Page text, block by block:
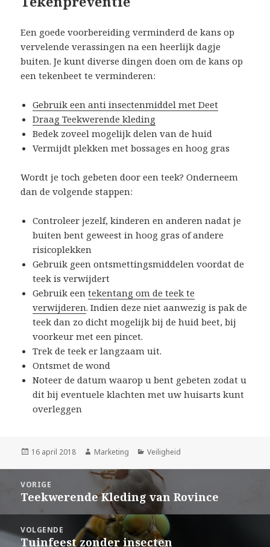
Een goede voorbereiding verminderd de kans op
vervelende verassingen na een heerlijk dagje
buiten. Je kunt diverse dingen doen om de kans op
een tekenbeet te verminderen:
Gebruik een anti insectenmiddel met Deet
Draag Teekwerende kleding
Bedek zoveel mogelijk delen van de huid
Vermijdt plekken met bossages en hoog gras
Wordt je toch gebeten door een teek? Onderneem
dan de volgende stappen:
Controleer jezelf, kinderen en anderen nadat je
buiten bent geweest in hoog gras of andere
risicoplekken
Gebruik geen ontsmettingsmiddelen voordat de
teek is verwijdert
Gebruik eentekentang om de teek te
verwijderen. Indien deze niet aanwezig is pak de
teek dan zo dicht mogelijk bij de huid beet, bij
voorkeur met een pincet.
Trek de teek er langzaam uit.
Ontsmet de wond
Noteer de datum waarop u bent gebeten zodat u
dit bij eventuele klachten met uw huisarts kunt
overleggen
Geplaatst
16 april 2018 Auteur
Marketing Categorieën
Veiligheid
navigatie
VORIGE
Vorig
bericht:
Teekwerende Kleding van Rovince
VOLGENDE
Volgend
Tuinfeest zonder insecten